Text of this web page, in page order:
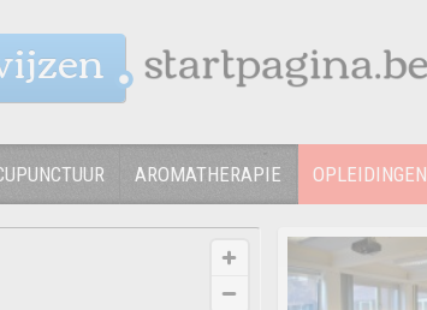
OPLEIDINGEN
AROMATHERAPIE